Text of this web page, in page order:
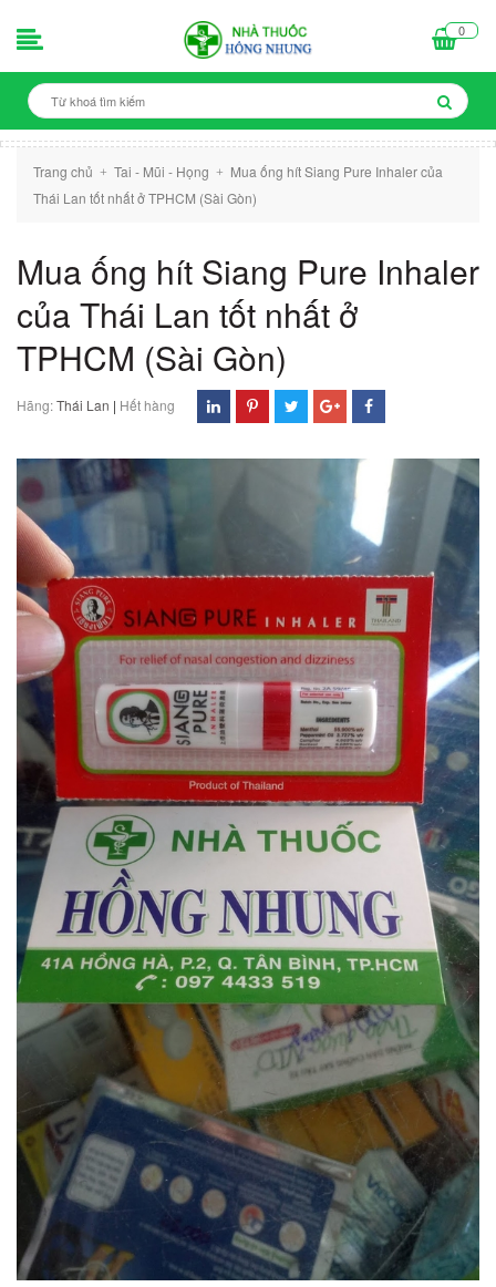
0
Trang chủ + Tai - Mũi - Họng +
Mua ống hít Siang Pure Inhaler của
Thái Lan tốt nhất ở TPHCM (Sài Gòn)
Mua ống hít Siang Pure Inhaler
của Thái Lan tốt nhất ở
TPHCM (Sài Gòn)
Hãng:Thái Lan | Hết hàng